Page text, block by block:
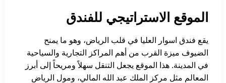
الموقع الاستراتيجي للفندق
يقع فندق اسوار العليا في قلب الرياض، وهو ما يمنح
الضيوف ميزة القرب من أهم المراكز التجارية والسياحية
في المدينة. هذا الموقع يجعل التنقل سهلاً ومريحاً إلى أبرز
المعالم مثل مركز الملك عبد الله المالي، ومول الرياض